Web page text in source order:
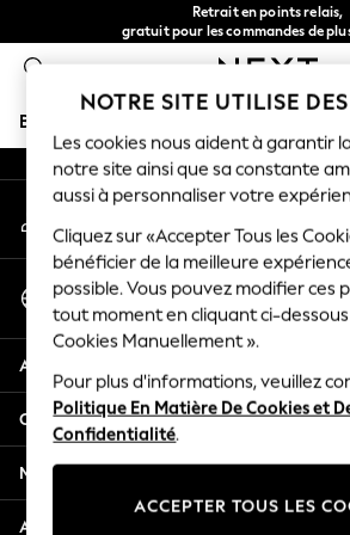
Retrait en points relais,
gratuit pour les commandes de
Livraison en 2-3 jours
BOUTIQUE VACANCES
HOLIDAY SHOP
Women's Holiday Shop
All Swimwear
All Beachwear
Bags & Accessories
Beach Dresses & Kaftans
Dresses
Flip Flops
Sliders
Jumpsuits & Playsuits
Linen Collection
Sandals
An error occurred on client
Nos réseaux sociaux
Mon compte
Connexion à votre compte
Sélectionnez Votre Langue
Français
Aide
Confidentialité et mentions légales
Ministères
Autres services
NOTRE SITE UTILISE
Les cookies nous aident à garantir
notre site ainsi que sa constante
aussi à personnaliser votre
Cliquez sur «Accepter Tous les
bénéficier de la meilleure
possible. Vous pouvez modifier ces
tout moment en cliquant ci-dessous
Cookies Manuellement ».
Pour plus d'informations, veuillez
Politique En Matière De Cookies et
Confidentialité.
ACCEPTER TOUS LES